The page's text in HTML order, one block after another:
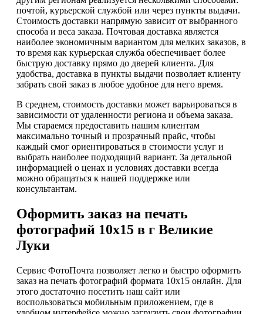
почтой, курьерской службой или через пункты выдачи.
Стоимость доставки напрямую зависит от выбранного
способа и веса заказа. Почтовая доставка является
наиболее экономичным вариантом для мелких заказов, в
то время как курьерская служба обеспечивает более
быструю доставку прямо до дверей клиента. Для
удобства, доставка в пункты выдачи позволяет клиенту
забрать свой заказ в любое удобное для него время.
В среднем, стоимость доставки может варьироваться в
зависимости от удаленности региона и объема заказа.
Мы стараемся предоставить нашим клиентам
максимально точный и прозрачный прайс, чтобы
каждый смог ориентироваться в стоимости услуг и
выбрать наиболее подходящий вариант. За детальной
информацией о ценах и условиях доставки всегда
можно обращаться к нашей поддержке или
консультантам.
Оформить заказ на печать
фотографий 10х15 в г Великие
Луки
Сервис ФотоПочта позволяет легко и быстро оформить
заказ на печать фотографий формата 10х15 онлайн. Для
этого достаточно посетить наш сайт или
воспользоваться мобильным приложением, где в